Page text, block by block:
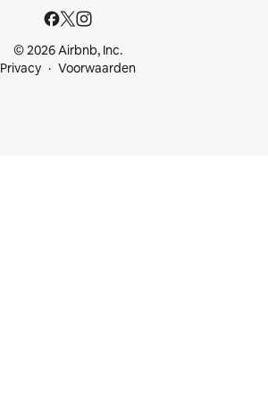
© 2026 Airbnb, Inc.
Privacy
Voorwaarden